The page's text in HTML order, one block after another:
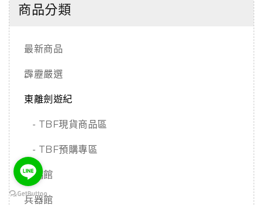
商品分類
最新商品
霹靂嚴選
東離劍遊紀
- TBF現貨商品區
- TBF預購專區
戲偶館
兵器館